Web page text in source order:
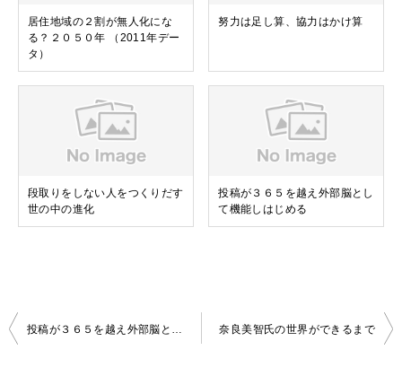
居住地域の２割が無人化にな
る？２０５０年 （2011年デー
タ）
努力は足し算、協力はかけ算
段取りをしない人をつくりだす
世の中の進化
投稿が３６５を越え外部脳とし
て機能しはじめる
投
奈良美智氏の世界ができるまで